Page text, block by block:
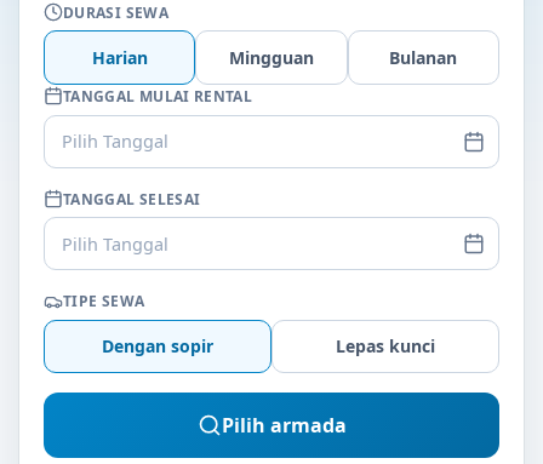
DURASI SEWA
Harian Mingguan Bulanan
TANGGAL MULAI RENTAL
Pilih Tanggal
TANGGAL SELESAI
Pilih Tanggal
TIPE SEWA
Dengan sopir Lepas kunci
Pilih armada